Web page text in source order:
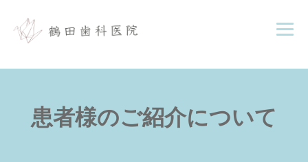
患者様のご紹介について